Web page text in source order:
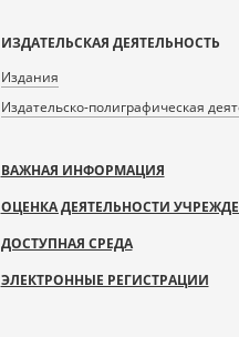
ИЗДАТЕЛЬСКАЯ ДЕЯТЕЛЬНОСТЬ
Издания
Издательско-полиграфическая
ВАЖНАЯ ИНФОРМАЦИЯ
ОЦЕНКА ДЕЯТЕЛЬНОСТИ
ДОСТУПНАЯ СРЕДА
ЭЛЕКТРОННЫЕ РЕГИСТРАЦИИ